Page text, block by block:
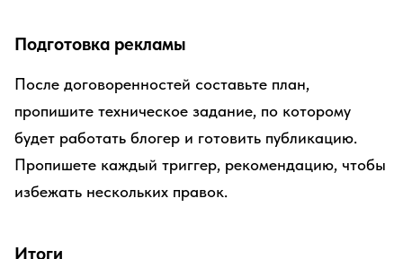
Подготовка рекламы
После договоренностей составьте план,
пропишите техническое задание, по которому
будет работать блогер и готовить публикацию.
Пропишете каждый триггер, рекомендацию, чтобы
избежать нескольких правок.
Итоги